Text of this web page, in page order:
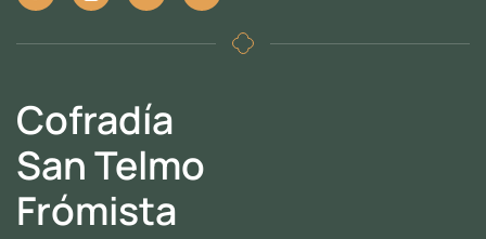
Cofradía
San Telmo
Frómista